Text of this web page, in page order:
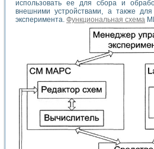
использовать ее для сбора и
внешними устройствами, а также для
эксперимента. Функциональная схема